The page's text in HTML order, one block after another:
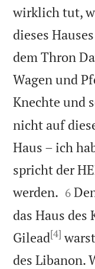
wirklich tut,
dieses
dem Thron
Wagen und
Knechte und
nicht auf
Haus – ich
spricht der
werden. 

6
das Haus des
Gilead[4]
des Libanon.